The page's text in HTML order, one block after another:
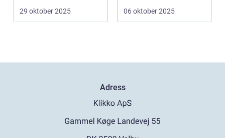
29 oktober 2025 06 oktober 2025
Adress